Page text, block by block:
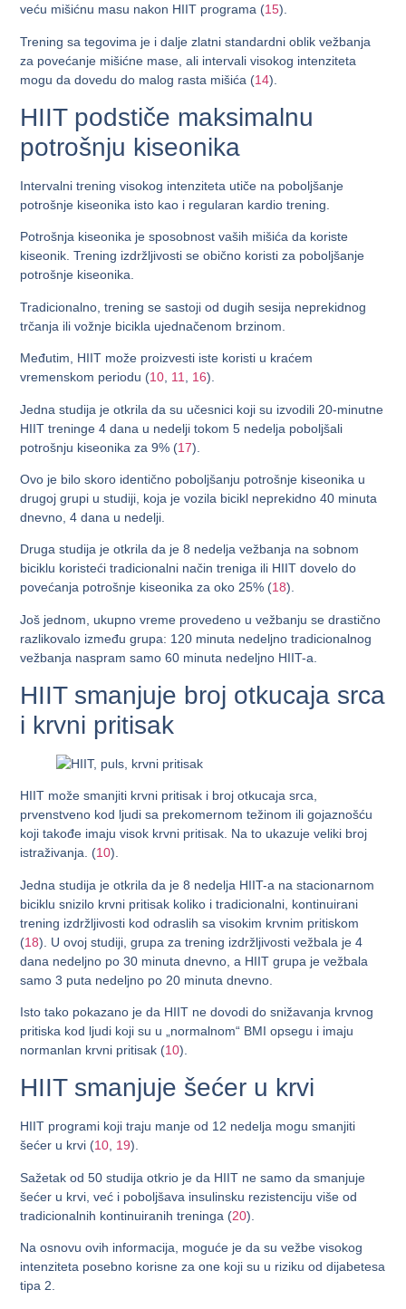
veću mišićnu masu nakon HIIT programa (15).
Trening sa tegovima je i dalje zlatni standardni oblik vežbanja
za povećanje mišićne mase, ali intervali visokog intenziteta
mogu da dovedu do malog rasta mišića (14).
HIIT podstiče maksimalnu
potrošnju kiseonika
Intervalni trening visokog intenziteta utiče na poboljšanje
potrošnje kiseonika isto kao i regularan kardio trening.
Potrošnja kiseonika je sposobnost vaših mišića da koriste
kiseonik. Trening izdržljivosti se obično koristi za poboljšanje
potrošnje kiseonika.
Tradicionalno, trening se sastoji od dugih sesija neprekidnog
trčanja ili vožnje bicikla ujednačenom brzinom.
Međutim, HIIT može proizvesti iste koristi u kraćem
vremenskom periodu (10 11 16).
Jedna studija je otkrila da su učesnici koji su izvodili 20-minutne
HIIT treninge 4 dana u nedelji tokom 5 nedelja poboljšali
potrošnju kiseonika za 9% (17).
Ovo je bilo skoro identično poboljšanju potrošnje kiseonika u
drugoj grupi u studiji, koja je vozila bicikl neprekidno 40 minuta
dnevno, 4 dana u nedelji.
Druga studija je otkrila da je 8 nedelja vežbanja na sobnom
biciklu koristeći tradicionalni način treniga ili HIIT dovelo do
povećanja potrošnje kiseonika za oko 25% (18).
Još jednom, ukupno vreme provedeno u vežbanju se drastično
razlikovalo između grupa: 120 minuta nedeljno tradicionalnog
vežbanja naspram samo 60 minuta nedeljno HIIT-a.
HIIT smanjuje broj otkucaja srca
i krvni pritisak
HIIT može smanjiti krvni pritisak i broj otkucaja srca,
prvenstveno kod ljudi sa prekomernom težinom ili gojaznošću
koji takođe imaju visok krvni pritisak. Na to ukazuje veliki broj
istraživanja. (10).
Jedna studija je otkrila da je 8 nedelja HIIT-a na stacionarnom
biciklu snizilo krvni pritisak koliko i tradicionalni, kontinuirani
trening izdržljivosti kod odraslih sa visokim krvnim pritiskom
(18). U ovoj studiji, grupa za trening izdržljivosti vežbala je 4
dana nedeljno po 30 minuta dnevno, a HIIT grupa je vežbala
samo 3 puta nedeljno po 20 minuta dnevno.
Isto tako pokazano je da HIIT ne dovodi do snižavanja krvnog
pritiska kod ljudi koji su u „normalnom“ BMI opsegu i imaju
normanlan krvni pritisak (10).
HIIT smanjuje šećer u krvi
HIIT programi koji traju manje od 12 nedelja mogu smanjiti
šećer u krvi (10, 19).
Sažetak od 50 studija otkrio je da HIIT ne samo da smanjuje
šećer u krvi, već i poboljšava insulinsku rezistenciju više od
tradicionalnih kontinuiranih treninga (20).
Na osnovu ovih informacija, moguće je da su vežbe visokog
intenziteta posebno korisne za one koji su u riziku od dijabetesa
tipa 2.